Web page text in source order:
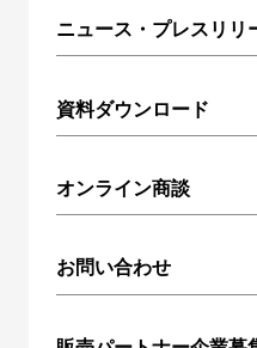
ニュース・プレスリリ
資料ダウンロード
オンライン商談
お問い合わせ